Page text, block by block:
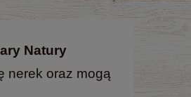
Natury
nerek oraz mogą